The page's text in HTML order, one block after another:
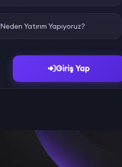
Neden Yatırım Yapıyoruz?
Giriş Yap